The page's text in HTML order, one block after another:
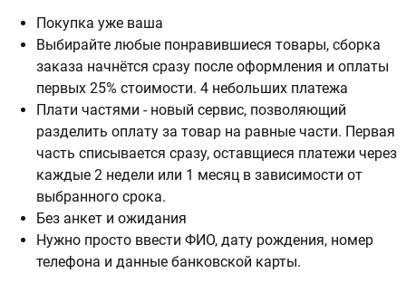
Покупка уже ваша
Выбирайте любые понравившиеся товары, сборка
заказа начнётся сразу после оформления и оплаты
первых 25% стоимости. 4 небольших платежа
Плати частями - новый сервис, позволяющий
разделить оплату за товар на равные части. Первая
часть списывается сразу, оставщиеся платежи через
каждые 2 недели или 1 месяц в зависимости от
выбранного срока.
Без анкет и ожидания
Нужно просто ввести ФИО, дату рождения, номер
телефона и данные банковской карты.